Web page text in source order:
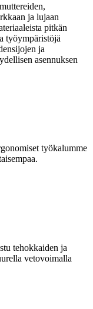
ja lujaan
pitkän
työympäristöjä
ja
asennuksen
työkalumme
tehokkaiden ja
vetovoimalla